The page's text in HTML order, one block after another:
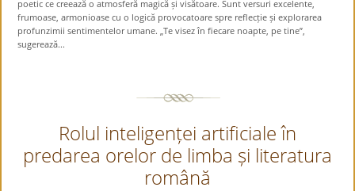
poetic ce creează o atmosferă magică și visătoare. Sunt versuri excelente,
frumoase, armonioase cu o logică provocatoare spre reflecție și explorarea
profunzimii sentimentelor umane. „Te visez în fiecare noapte, pe tine”,
sugerează...
Rolul inteligenței artificiale în
predarea orelor de limba și literatura
română